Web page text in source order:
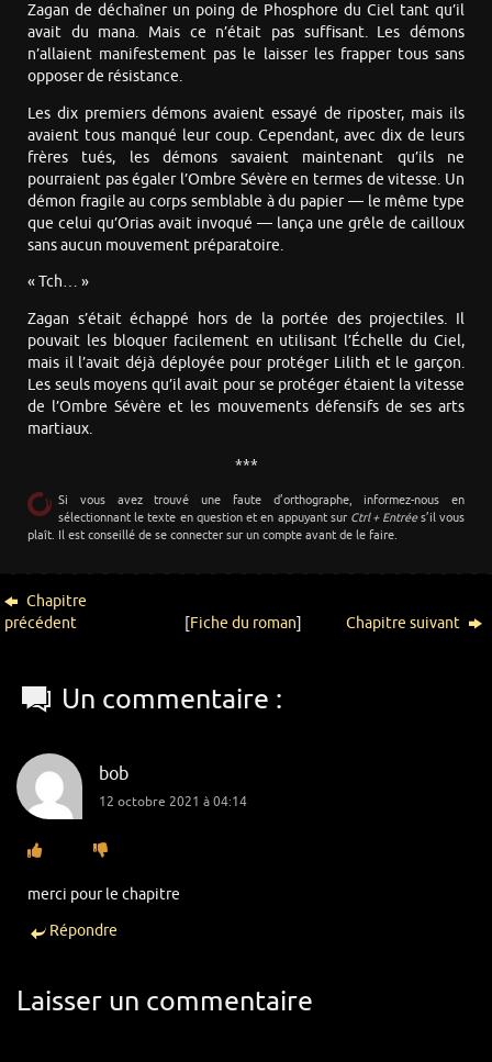
Zagan de déchaîner un poing de Phosphore du Ciel tant qu’il
avait du mana. Mais ce n’était pas suffisant. Les démons
n’allaient manifestement pas le laisser les frapper tous sans
opposer de résistance.
Les dix premiers démons avaient essayé de riposter, mais ils
avaient tous manqué leur coup. Cependant, avec dix de leurs
frères tués, les démons savaient maintenant qu’ils ne
pourraient pas égaler l’Ombre Sévère en termes de vitesse. Un
démon fragile au corps semblable à du papier — le même type
que celui qu’Orias avait invoqué — lança une grêle de cailloux
sans aucun mouvement préparatoire.
« Tch… »
Zagan s’était échappé hors de la portée des projectiles. Il
pouvait les bloquer facilement en utilisant l’Échelle du Ciel,
mais il l’avait déjà déployée pour protéger Lilith et le garçon.
Les seuls moyens qu’il avait pour se protéger étaient la vitesse
de l’Ombre Sévère et les mouvements défensifs de ses arts
martiaux.
***
Si vous avez trouvé une faute d’orthographe, informez-nous en
sélectionnant le texte en question et en appuyant sur Ctrl + Entrées’il vous
plaît. Il est conseillé de se connecter sur un compte avant de le faire.
Chapitre
précédent
[Fiche du roman] Chapitre suivant
Un commentaire :
bob
12 octobre 2021 à 04:14
merci pour le chapitre
Répondre
Laisser un commentaire